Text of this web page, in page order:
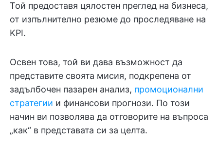
Той предоставя цялостен преглед на бизнеса,
от изпълнително резюме до проследяване на
KPI.
Освен това, той ви дава възможност да
представите своята мисия, подкрепена от
задълбочен пазарен анализ, промоционални
стратегии и финансови прогнози. По този
начин ви позволява да отговорите на въпроса
„как“ в представата си за целта.